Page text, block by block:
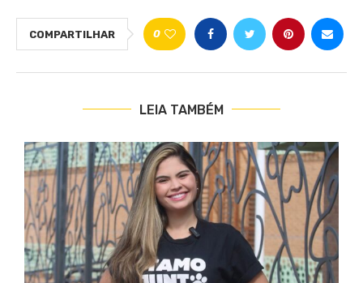
COMPARTILHAR 0
LEIA TAMBÉM